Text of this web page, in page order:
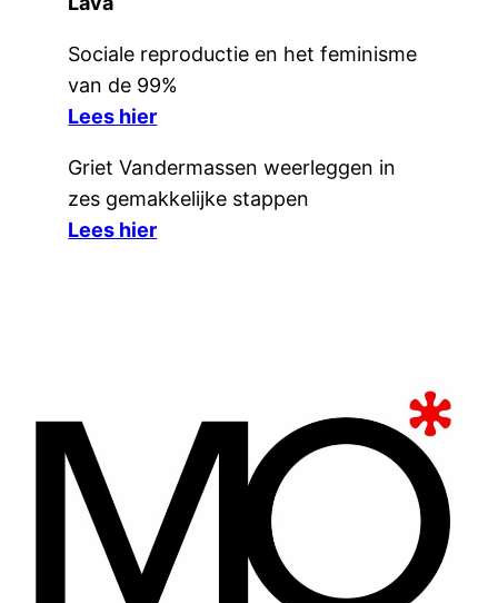
Sociale reproductie en het feminisme
van de 99%
Lees hier
Griet Vandermassen weerleggen in
zes gemakkelijke stappen
Lees hier